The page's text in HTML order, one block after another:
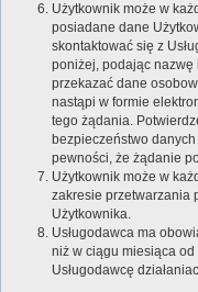
Użytkownik może w
posiadane dane
skontaktować się z
poniżej, podając nazwę
przekazać dane
nastąpi w formie
tego żądania.
bezpieczeństwo
pewności, że żądanie
Użytkownik może w
zakresie przetwarzania
Użytkownika.
Usługodawca ma
niż w ciągu miesiąca
Usługodawcę